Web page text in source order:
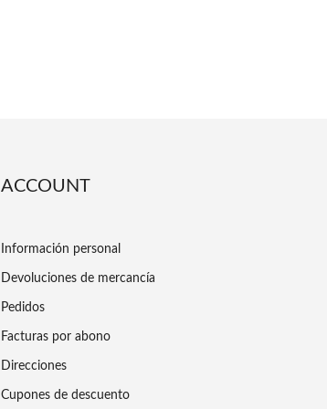
ACCOUNT
Información personal
Devoluciones de mercancía
Pedidos
Facturas por abono
Direcciones
Cupones de descuento